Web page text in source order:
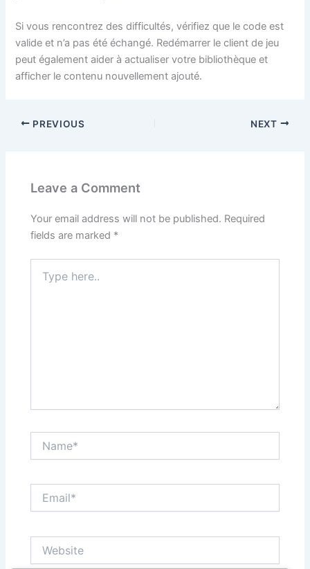
Si vous rencontrez des difficultés, vérifiez que le code est
valide et n’a pas été échangé. Redémarrer le client de jeu
peut également aider à actualiser votre bibliothèque et
afficher le contenu nouvellement ajouté.
PREVIOUS NEXT
Leave a Comment
Your email address will not be published. Required
fields are marked *
here..